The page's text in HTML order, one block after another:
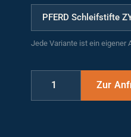
Jede Variante ist ein